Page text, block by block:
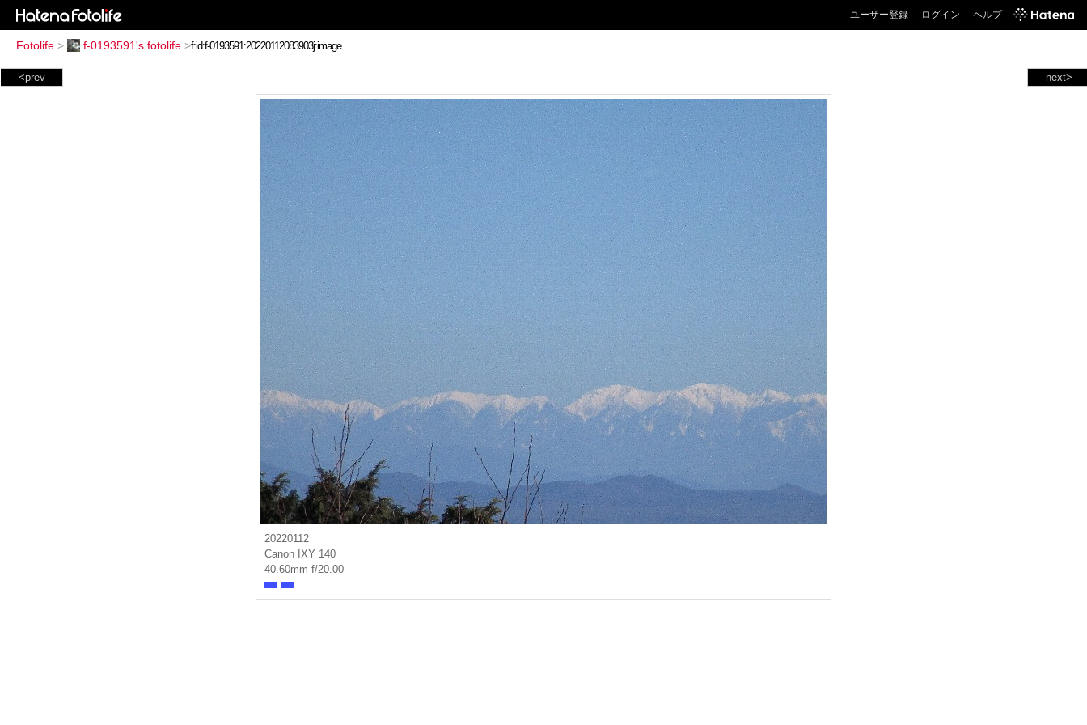
ユーザー登録 ログイン ヘルプ
Fotolife > f-0193591's fotolife >
next>
<prev
20220112
Canon IXY 140
40.60mm f/20.00